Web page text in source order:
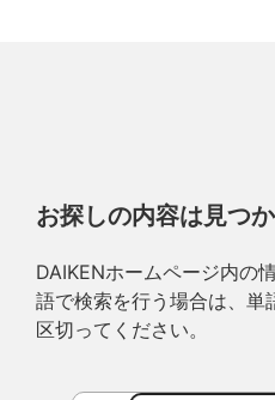
お探しの内容は見つ
DAIKENホームページ内の
語で検索を行う場合は、単
区切ってください。